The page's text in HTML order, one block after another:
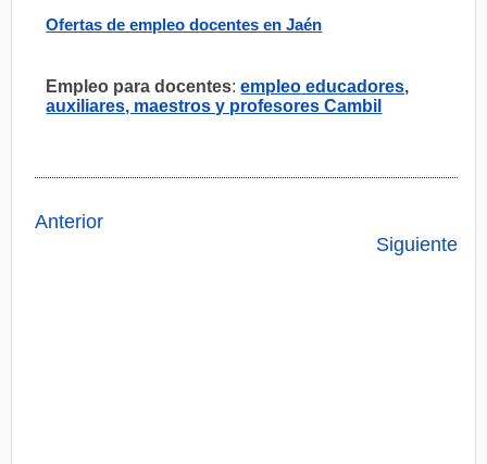
Ofertas de empleo docentes en Jaén
Empleo para docentes:empleo educadores,
auxiliares, maestros y profesores Cambil
Anterior
Siguiente